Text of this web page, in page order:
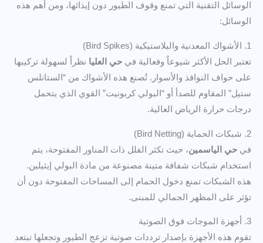
الوسائل التقنية التي تمنع وقوف الطيور دون إيذائها، ومن أهم هذه
الوسائل:
1. الأشواك المعدنية والبلاستيكية (Bird Spikes)
تعتبر الحل الأكثر شيوعاً وفعالية في حي العليا نظراً لسهولة تركيبها
على حواف النوافذ والأسوار. تُصنع هذه الأشواك من “الستانلس
ستيل” المقاوم للصدأ أو “البولي كربونيت” القوي الذي يتحمل
درجات حرارة الرياض العالية.
2. شبكات الحماية (Bird Netting)
في حي الياسمين، حيث تكثر الفلل ذات المناور المفتوحة، يتم
استخدام شبكات شفافة متينة مصنوعة من مادة البولي إيثيلين.
هذه الشبكات تمنع دخول الحمام إلى المساحات المفتوحة دون أن
تؤثر على المظهر الجمالي للمبنى.
3. أجهزة الموجات فوق الصوتية
تقوم هذه الأجهزة بإصدار ترددات صوتية تزعج الطيور وتجعلها تبتعد